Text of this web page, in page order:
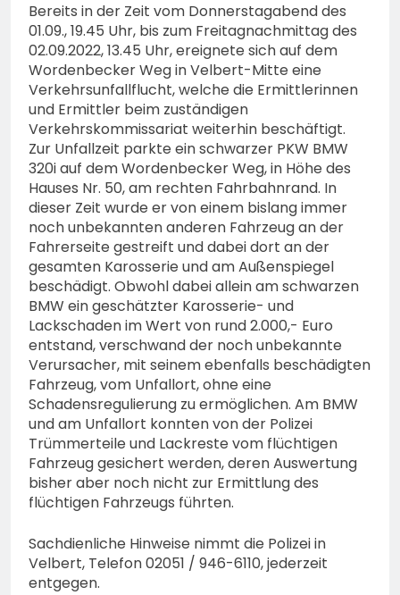
Bereits in der Zeit vom Donnerstagabend des
01.09., 19.45 Uhr, bis zum Freitagnachmittag des
02.09.2022, 13.45 Uhr, ereignete sich auf dem
Wordenbecker Weg in Velbert-Mitte eine
Verkehrsunfallflucht, welche die Ermittlerinnen
und Ermittler beim zuständigen
Verkehrskommissariat weiterhin beschäftigt.
Zur Unfallzeit parkte ein schwarzer PKW BMW
320i auf dem Wordenbecker Weg, in Höhe des
Hauses Nr. 50, am rechten Fahrbahnrand. In
dieser Zeit wurde er von einem bislang immer
noch unbekannten anderen Fahrzeug an der
Fahrerseite gestreift und dabei dort an der
gesamten Karosserie und am Außenspiegel
beschädigt. Obwohl dabei allein am schwarzen
BMW ein geschätzter Karosserie- und
Lackschaden im Wert von rund 2.000,- Euro
entstand, verschwand der noch unbekannte
Verursacher, mit seinem ebenfalls beschädigten
Fahrzeug, vom Unfallort, ohne eine
Schadensregulierung zu ermöglichen. Am BMW
und am Unfallort konnten von der Polizei
Trümmerteile und Lackreste vom flüchtigen
Fahrzeug gesichert werden, deren Auswertung
bisher aber noch nicht zur Ermittlung des
flüchtigen Fahrzeugs führten.
Sachdienliche Hinweise nimmt die Polizei in
Velbert, Telefon 02051 / 946-6110, jederzeit
entgegen.